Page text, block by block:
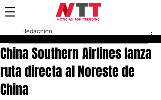
China Southern Airlines lanza
ruta directa al Noreste de
China
Redacción